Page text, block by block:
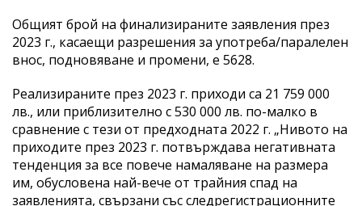
Общият брой на финализираните заявления през
2023 г., касаещи разрешения за употреба/паралелен
внос, подновяване и промени, е 5628.
Реализираните през 2023 г. приходи са 21 759 000
лв., или приблизително с 530 000 лв. по-малко в
сравнение с тези от предходната 2022 г. „Нивото на
приходите през 2023 г. потвърждава негативната
тенденция за все повече намаляване на размера
им, обусловена най-вече от трайния спад на
заявленията, свързани със следрегистрационните